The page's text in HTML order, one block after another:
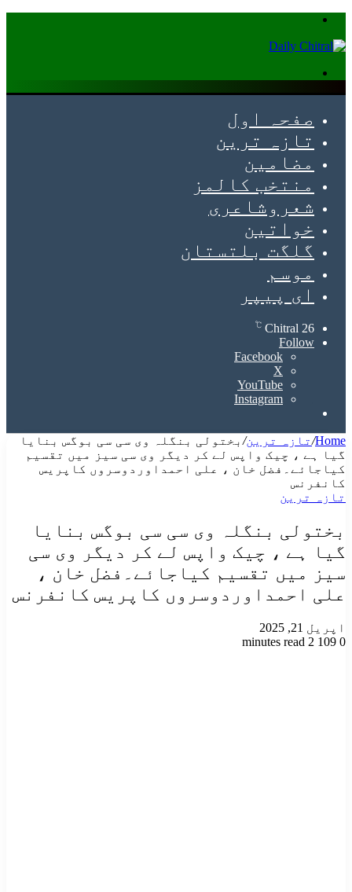
صفحہ اول
تازہ ترین
مضامین
منتخب کالمز
شعروشاعری
خواتین
گلگت بلتستان
موسم
ای پیپر
Chitral 26
℃
Follow
Facebook
X
YouTube
Instagram
Home
/تازہ ترین/ بختولی بنگلہ وی سی سی بوگس بنایا
گیا ہے ، چیک واپس لے کر دیگر وی سی سیز میں تقسیم
کیاجائے۔فضل خان ، علی احمداوردوسروں کاپریس
کانفرنس
تازہ ترین
بختولی بنگلہ وی سی سی بوگس بنایا
گیا ہے ، چیک واپس لے کر دیگر وی سی
سیز میں تقسیم کیاجائے۔فضل خان ،
علی احمداوردوسروں کاپریس کانفرنس
اپریل 21, 2025
0
2 minutes read